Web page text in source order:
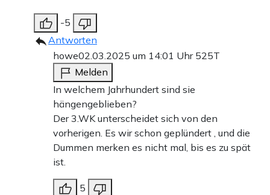
-5
Antworten
howe02.03.2025 um 14:01 Uhr 525T
Melden
In welchem Jahrhundert sind sie
hängengeblieben?
Der 3.WK unterscheidet sich von den
vorherigen. Es wir schon geplündert , und die
Dummen merken es nicht mal, bis es zu spät
ist.
5